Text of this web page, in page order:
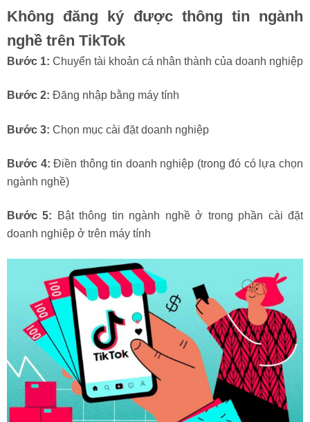
Không đăng ký được thông tin ngành
nghề trên TikTok
Bước 1: Chuyển tài khoản cá nhân thành của doanh nghiệp
Bước 2: Đăng nhập bằng máy tính
Bước 3: Chọn mục cài đặt doanh nghiệp
Bước 4: Điền thông tin doanh nghiệp (trong đó có lựa chọn
ngành nghề)
Bước 5: Bật thông tin ngành nghề ở trong phần cài đặt
doanh nghiệp ở trên máy tính